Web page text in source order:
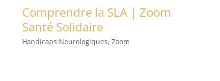
Comprendre la SLA | Zoom
Santé Solidaire
Handicaps Neurologiques, Zoom